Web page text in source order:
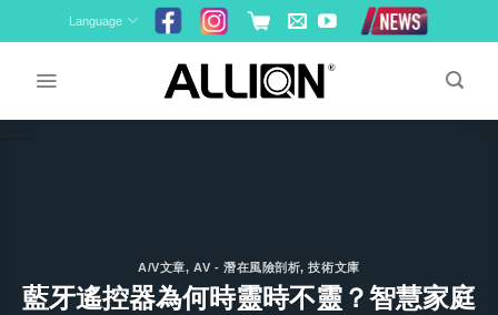
to
Language
A/V文章,AV - 潛在風險剖析,技術文庫
藍牙遙控器為何時靈時不靈？智慧家庭